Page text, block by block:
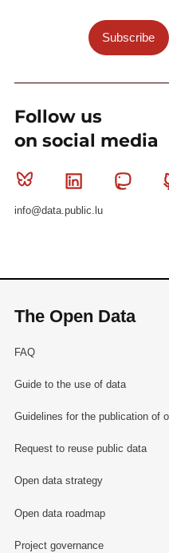
Subscribe
Follow us
on social media
Bluesky Linkedin
info@data.public.lu
The Open Data
FAQ
Guide to the use of data
Guidelines for the publication of
Request to reuse public data
Open data strategy
Open data roadmap
Project governance